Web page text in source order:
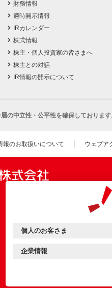
財務情報
適時開示情報
IRカレンダー
株式情報
株主・個人投資家の皆さまへ
株主との対話
IR情報の開示について
の中立性・公平性を確保しております
報のお取扱いについて ウェブア
中部電力ミライズ：
個人のお客さま
（新しいウィンドウを開きま
中部電力ミライズ：
企業情報
（新しいウィンドウを開きま